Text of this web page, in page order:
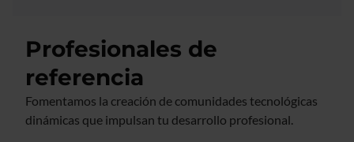
Profesionales de
referencia
Fomentamos la creación de comunidades tecnológicas
dinámicas que impulsan tu desarrollo profesional.